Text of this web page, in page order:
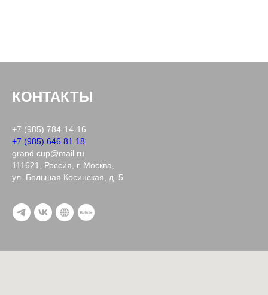
КОНТАКТЫ
+7 (985) 784-14-16
+7 (985) 646 81 18
grand.cup@mail.ru
111621, Россия, г. Москва,
ул. Большая Косинская, д. 5